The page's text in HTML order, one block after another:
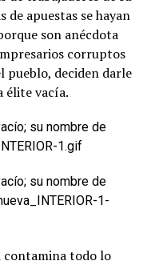
de apuestas se hayan
son anécdota
corruptos
pueblo, deciden darle
élite vacía.
contamina todo lo